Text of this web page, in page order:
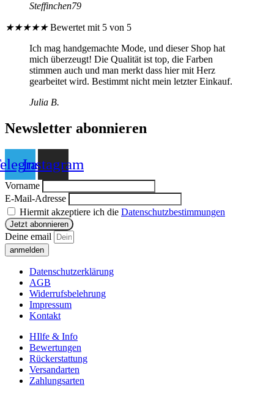
Steffinchen79
★★★★★ Bewertet mit 5 von 5
Ich mag handgemachte Mode, und dieser Shop hat
mich überzeugt! Die Qualität ist top, die Farben
stimmen auch und man merkt dass hier mit Herz
gearbeitet wird. Bestimmt nicht mein letzter Einkauf.
Julia B.
Newsletter abonnieren
Instagram
Vorname
E-Mail-Adresse
Hiermit akzeptiere ich die Datenschutzbestimmungen
Deine email
anmelden
Datenschutzerklärung
AGB
Widerrufsbelehrung
Impressum
Kontakt
HIlfe & Info
Bewertungen
Rückerstattung
Versandarten
Zahlungsarten